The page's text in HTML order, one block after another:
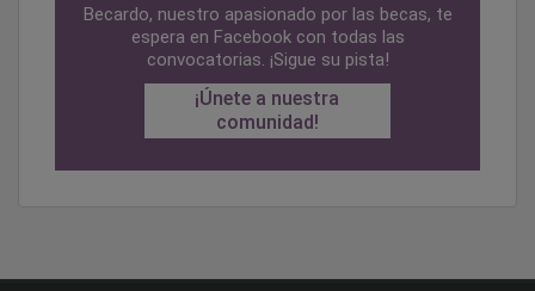
Becardo, nuestro apasionado por las becas, te
espera en Facebook con todas las
convocatorias. ¡Sigue su pista!
¡Únete a nuestra
comunidad!